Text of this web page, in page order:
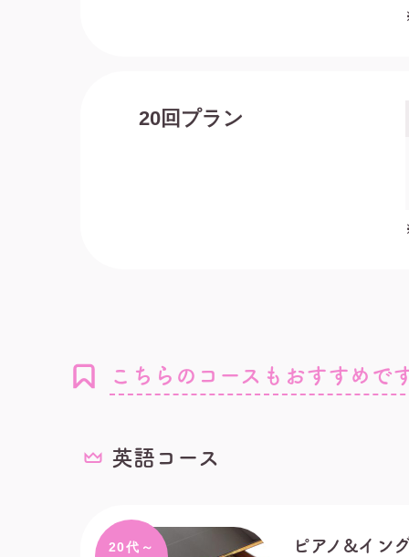
20回プラン
こちらのコースもおすすめで
英語コース
ピアノ&イン
20代～